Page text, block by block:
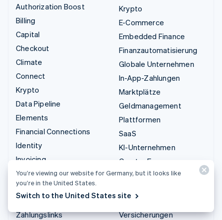
Authorization Boost
Billing
Capital
Checkout
Climate
Connect
Krypto
Data Pipeline
Elements
Financial Connections
Identity
Invoicing
Issuing
Link
Managed Payments
Zahlungslinks
Krypto
E-Commerce
Embedded Finance
Finanzautomatisierung
Globale Unternehmen
In-App-Zahlungen
Marktplätze
Geldmanagement
Plattformen
SaaS
KI-Unternehmen
Creator Economy
Gaming
Freizeit
Versicherungen
You’re viewing our website for Germany, but it looks like
you’re in the United States.
Switch to the United States site